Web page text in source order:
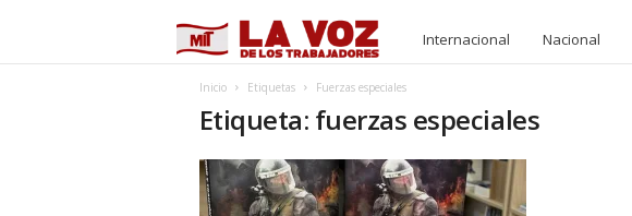
I
T
Internacional Nacional
Inicio Etiquetas Fuerzas especiales
Etiqueta: fuerzas especiales